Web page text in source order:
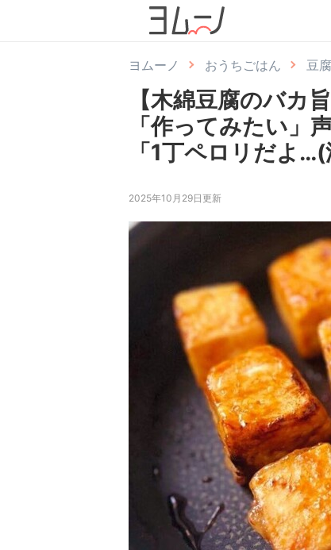
ヨムーノ おうちごはん 豆
【木綿豆腐のバカ
「作ってみたい」
「1丁ペロリだよ…(
2025年10月29日更新